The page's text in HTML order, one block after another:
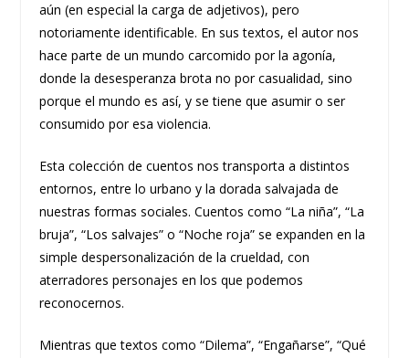
aún (en especial la carga de adjetivos), pero
notoriamente identificable. En sus textos, el autor nos
hace parte de un mundo carcomido por la agonía,
donde la desesperanza brota no por casualidad, sino
porque el mundo es así, y se tiene que asumir o ser
consumido por esa violencia.
Esta colección de cuentos nos transporta a distintos
entornos, entre lo urbano y la dorada salvajada de
nuestras formas sociales. Cuentos como “La niña”, “La
bruja”, “Los salvajes” o “Noche roja” se expanden en la
simple despersonalización de la crueldad, con
aterradores personajes en los que podemos
reconocernos.
Mientras que textos como “Dilema”, “Engañarse”, “Qué